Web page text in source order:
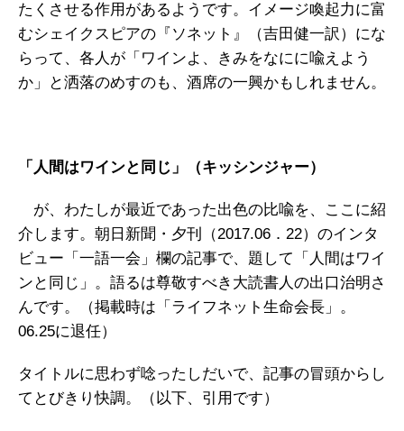
たくさせる作用があるようです。イメージ喚起力に富
むシェイクスピアの『ソネット』（吉田健一訳）にな
らって、各人が「ワインよ、きみをなにに喩えよう
か」と洒落のめすのも、酒席の一興かもしれません。
「人間はワインと同じ」（キッシンジャー）
が、わたしが最近であった出色の比喩を、ここに紹
介します。朝日新聞・夕刊（2017.06．22）のインタ
ビュー「一語一会」欄の記事で、題して「人間はワイ
ンと同じ」。語るは尊敬すべき大読書人の出口治明さ
んです。（掲載時は「ライフネット生命会長」。
06.25に退任）
タイトルに思わず唸ったしだいで、記事の冒頭からし
てとびきり快調。（以下、引用です）